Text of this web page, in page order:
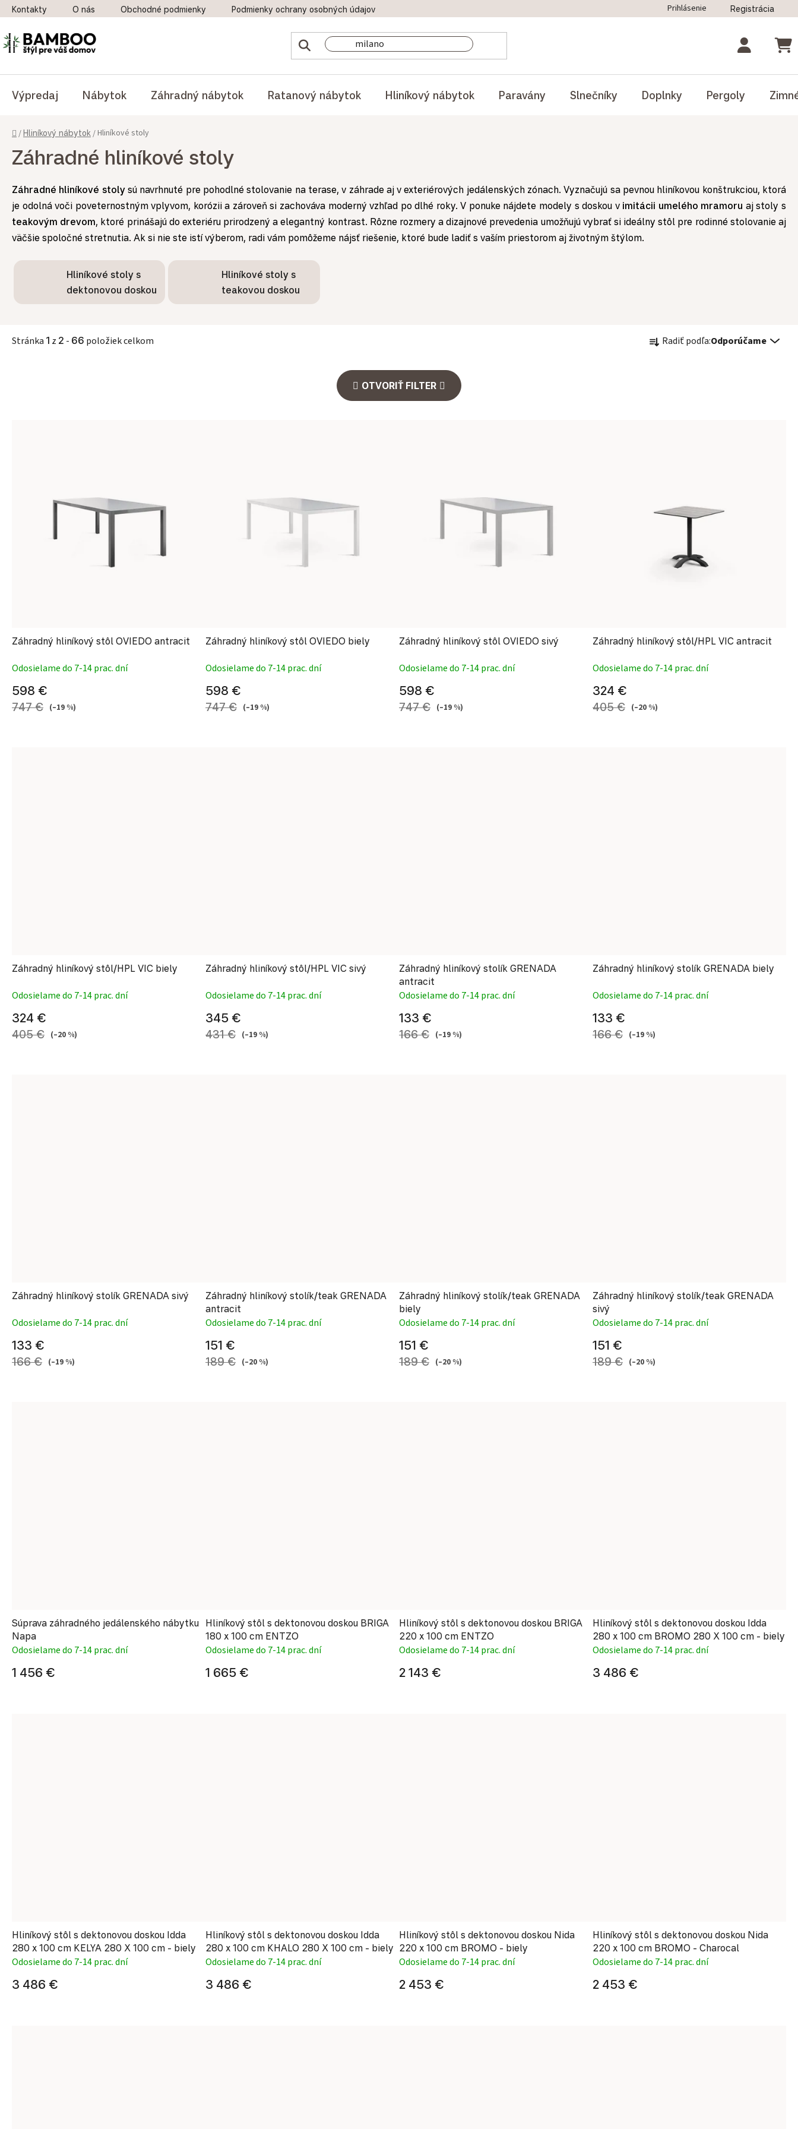
Prejsť na obsah
Kontakty O nás Obchodné podmienky Podmienky ochrany osobných údajov Odstúpenie od zmluvy
Prihlásenie Registrácia
Výpredaj Nábytok Záhradný nábytok Ratanový nábytok Hliníkový nábytok Paravány Slnečníky Doplnky Pergoly
Domov
/Hliníkový nábytok /Hliníkové stoly
Záhradné hliníkové stoly
Záhradné hliníkové stolysú navrhnuté pre pohodlné stolovanie na terase, v záhrade aj v exteriérových jedálenských zónach. Vyznačujú sa pevnou hliníkovou konštrukciou, ktorá
je odolná voči poveternostným vplyvom, korózii a zároveň si zachováva moderný vzhľad po dlhé roky. V ponuke nájdete modely s doskou v imitácii umelého mramoru aj stoly s
teakovým drevom, ktoré prinášajú do exteriéru prirodzený a elegantný kontrast. Rôzne rozmery a dizajnové prevedenia umožňujú vybrať si ideálny stôl pre rodinné stolovanie aj
väčšie spoločné stretnutia. Ak si nie ste istí výberom, radi vám pomôžeme nájsť riešenie, ktoré bude ladiť s vaším priestorom aj životným štýlom.
Hliníkové stoly s
dektonovou doskou
Hliníkové stoly s
teakovou doskou
Stránka 1 z 2 - 66 položiek celkom Radiť podľa:Odporúčame
OTVORIŤ FILTER
Záhradný hliníkový stôl OVIEDO antracit
Odosielame do 7-14 prac. dní
598 €
747 € (–19 %)
Záhradný hliníkový stôl OVIEDO biely
Odosielame do 7-14 prac. dní
598 €
747 € (–19 %)
Záhradný hliníkový stôl OVIEDO sivý
Odosielame do 7-14 prac. dní
598 €
747 € (–19 %)
Záhradný hliníkový stôl/HPL VIC antracit
Odosielame do 7-14 prac. dní
324 €
405 € (–20 %)
Záhradný hliníkový stôl/HPL VIC biely
Odosielame do 7-14 prac. dní
324 €
405 € (–20 %)
Záhradný hliníkový stôl/HPL VIC sivý
Odosielame do 7-14 prac. dní
345 €
431 € (–19 %)
Záhradný hliníkový stolík GRENADA
antracit
Odosielame do 7-14 prac. dní
133 €
166 € (–19 %)
Záhradný hliníkový stolík GRENADA biely
Odosielame do 7-14 prac. dní
133 €
166 € (–19 %)
Záhradný hliníkový stolík GRENADA sivý
Odosielame do 7-14 prac. dní
133 €
166 € (–19 %)
Záhradný hliníkový stolík/teak GRENADA
antracit
Odosielame do 7-14 prac. dní
151 €
189 € (–20 %)
Záhradný hliníkový stolík/teak GRENADA
biely
Odosielame do 7-14 prac. dní
151 €
189 € (–20 %)
Záhradný hliníkový stolík/teak GRENADA
sivý
Odosielame do 7-14 prac. dní
151 €
189 € (–20 %)
Súprava záhradného jedálenského nábytku
Napa
Odosielame do 7-14 prac. dní
1 456 €
Hliníkový stôl s dektonovou doskou BRIGA
180 x 100 cm ENTZO
Odosielame do 7-14 prac. dní
1 665 €
Hliníkový stôl s dektonovou doskou BRIGA
220 x 100 cm ENTZO
Odosielame do 7-14 prac. dní
2 143 €
Hliníkový stôl s dektonovou doskou Idda
280 x 100 cm BROMO 280 X 100 cm - biely
Odosielame do 7-14 prac. dní
3 486 €
Hliníkový stôl s dektonovou doskou Idda
280 x 100 cm KELYA 280 X 100 cm - biely
Odosielame do 7-14 prac. dní
3 486 €
Hliníkový stôl s dektonovou doskou Idda
280 x 100 cm KHALO 280 X 100 cm - biely
Odosielame do 7-14 prac. dní
3 486 €
Hliníkový stôl s dektonovou doskou Nida
220 x 100 cm BROMO - biely
Odosielame do 7-14 prac. dní
2 453 €
Hliníkový stôl s dektonovou doskou Nida
220 x 100 cm BROMO - Charocal
Odosielame do 7-14 prac. dní
2 453 €